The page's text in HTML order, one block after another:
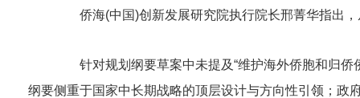
侨海(中国)创新发展研究院执行院长邢菁华指出，从
针对规划纲要草案中未提及“维护海外侨胞和归侨
纲要侧重于国家中长期战略的顶层设计与方向性引领；政